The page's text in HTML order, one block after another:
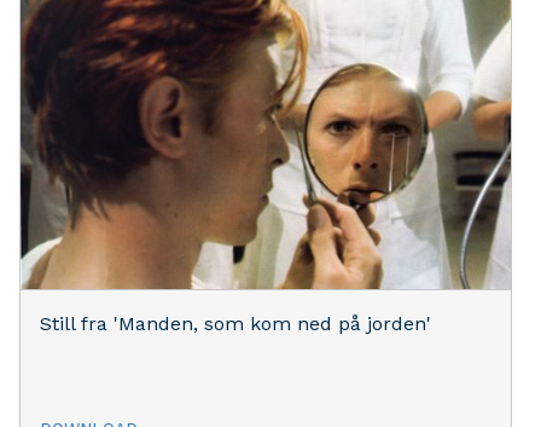
Still fra 'Manden, som kom ned på jorden'